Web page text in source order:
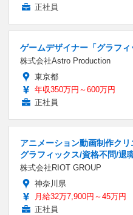
正社員
ゲームデザイナー「グラフィ
株式会社Astro Production
東京都
年収350万円～600万円
正社員
アニメーション動画制作ク
グラフィックス/資格不問/退
株式会社RIOT GROUP
神奈川県
月給32万7,900円～45万円
正社員